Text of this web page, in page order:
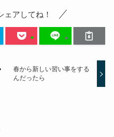
ェアしてね！
春から新しい習い事をする
んだったら